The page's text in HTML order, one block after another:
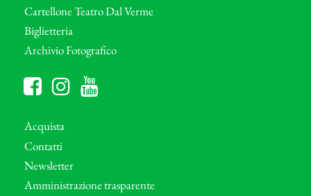
Cartellone Teatro Dal Verme
Biglietteria
Archivio Fotografico
Acquista
Contatti
Newsletter
Amministrazione trasparente